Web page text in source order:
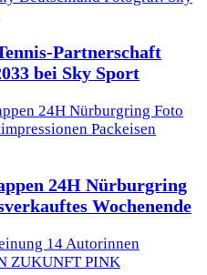
Partnerschaft
bei Sky Sport
24H Nürburgring
Wochenende